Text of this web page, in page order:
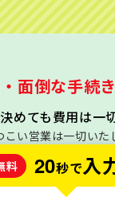
面倒な手続
めても費用は一
こい営業は一切いた
料
20秒で入